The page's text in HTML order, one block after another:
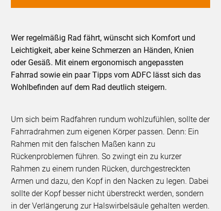
Wer regelmäßig Rad fährt, wünscht sich Komfort und
Leichtigkeit, aber keine Schmerzen an Händen, Knien
oder Gesäß. Mit einem ergonomisch angepassten
Fahrrad sowie ein paar Tipps vom ADFC lässt sich das
Wohlbefinden auf dem Rad deutlich steigern.
Um sich beim Radfahren rundum wohlzufühlen, sollte der
Fahrradrahmen zum eigenen Körper passen. Denn: Ein
Rahmen mit den falschen Maßen kann zu
Rückenproblemen führen. So zwingt ein zu kurzer
Rahmen zu einem runden Rücken, durchgestreckten
Armen und dazu, den Kopf in den Nacken zu legen. Dabei
sollte der Kopf besser nicht überstreckt werden, sondern
in der Verlängerung zur Halswirbelsäule gehalten werden.